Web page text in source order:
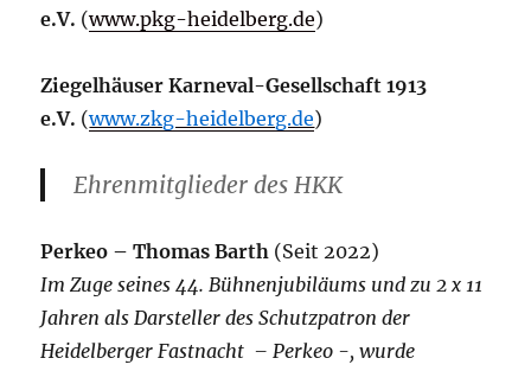
e.V. (www.pkg-heidelberg.de)
Ziegelhäuser Karneval-Gesellschaft 1913
e.V. (www.zkg-heidelberg.de)
Ehrenmitglieder des HKK
Perkeo – Thomas Barth (Seit 2022)
Im Zuge seines 44. Bühnenjubiläums und zu 2 x 11
Jahren als Darsteller des Schutzpatron der
Heidelberger Fastnacht – Perkeo -, wurde